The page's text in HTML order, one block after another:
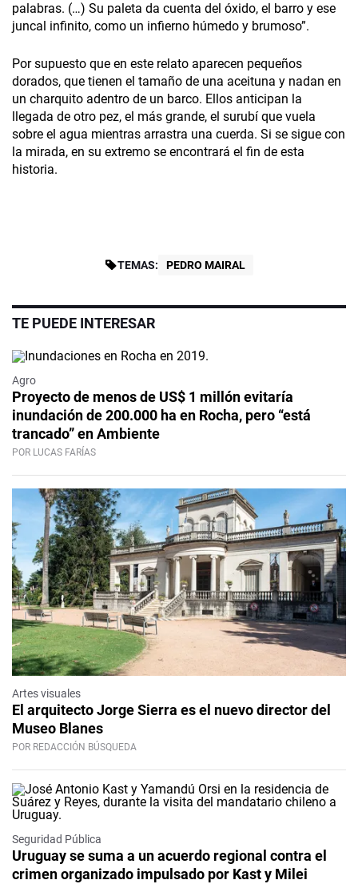
palabras. (…) Su paleta da cuenta del óxido, el barro y ese
juncal infinito, como un infierno húmedo y brumoso”.
Por supuesto que en este relato aparecen pequeños
dorados, que tienen el tamaño de una aceituna y nadan en
un charquito adentro de un barco. Ellos anticipan la
llegada de otro pez, el más grande, el surubí que vuela
sobre el agua mientras arrastra una cuerda. Si se sigue con
la mirada, en su extremo se encontrará el fin de esta
historia.
TEMAS: PEDRO MAIRAL
TE PUEDE INTERESAR
Agro
Proyecto de menos de US$ 1 millón evitaría
inundación de 200.000 ha en Rocha, pero “está
trancado” en Ambiente
POR LUCAS FARÍAS
Artes visuales
El arquitecto Jorge Sierra es el nuevo director del
Museo Blanes
POR REDACCIÓN BÚSQUEDA
Seguridad Pública
Uruguay se suma a un acuerdo regional contra el
crimen organizado impulsado por Kast y Milei